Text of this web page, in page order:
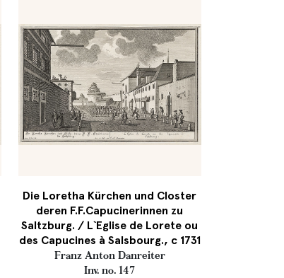
Die Loretha Kürchen und Closter
deren F.F.Capucinerinnen zu
Saltzburg. / L`Eglise de Lorete ou
des Capucines à Salsbourg., c 1731
Franz Anton Danreiter
Inv. no. 147